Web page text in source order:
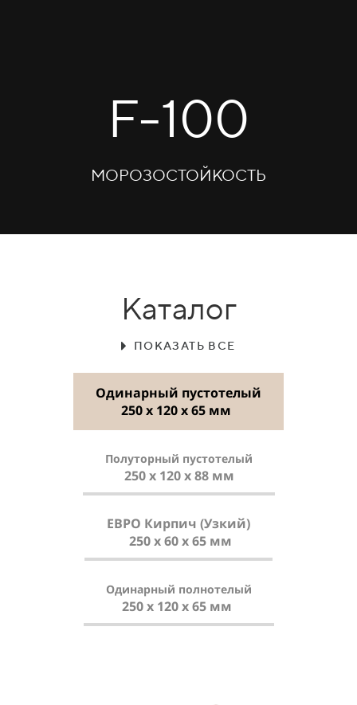
F-100
МОРОЗОСТОЙКОСТЬ
Каталог
ПОКАЗАТЬ ВСЕ
Одинарный пустотелый
250 х 120 х 65 мм
Полуторный пустотелый
250 х 120 х 88 мм
ЕВРО Кирпич (Узкий)
250 х 60 х 65 мм
Одинарный полнотелый
250 х 120 х 65 мм